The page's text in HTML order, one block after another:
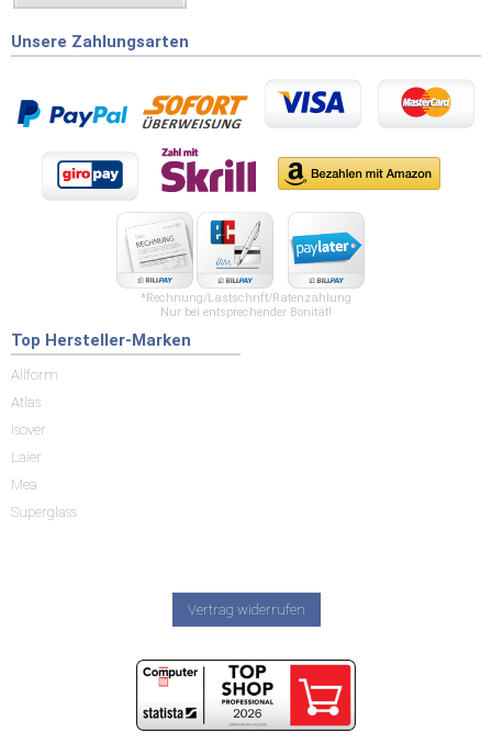
Unsere Zahlungsarten
*Rechnung/Lastschrift/Ratenzahlung
Nur bei entsprechender Bonität!
Top Hersteller-Marken
Allform
Atlas
Isover
Laier
Mea
Superglass
Vertrag widerrufen